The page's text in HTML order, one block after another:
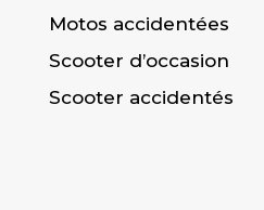
Motos accidentées
Scooter d’occasion
Scooter accidentés